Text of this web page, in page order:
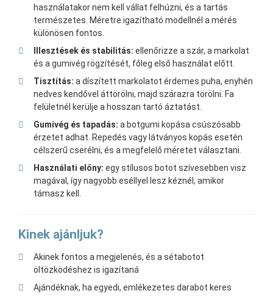
használatakor nem kell vállat felhúzni, és a tartás
természetes. Méretre igazítható modellnél a mérés
különösen fontos.
Illesztések és stabilitás: ellenőrizze a szár, a markolat
és a gumivég rögzítését, főleg első használat előtt.
Tisztítás: a díszített markolatot érdemes puha, enyhén
nedves kendővel áttörölni, majd szárazra törölni. Fa
felületnél kerülje a hosszan tartó áztatást.
Gumivég és tapadás: a botgumi kopása csúszósabb
érzetet adhat. Repedés vagy látványos kopás esetén
célszerű cserélni, és a megfelelő méretet választani.
Használati előny: egy stílusos botot szívesebben visz
magával, így nagyobb eséllyel lesz kéznél, amikor
támasz kell.
Kinek ajánljuk?
Akinek fontos a megjelenés, és a sétabotot
öltözködéshez is igazítaná
Ajándéknak, ha egyedi, emlékezetes darabot keres